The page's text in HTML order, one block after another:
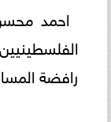
احمد
رافضة